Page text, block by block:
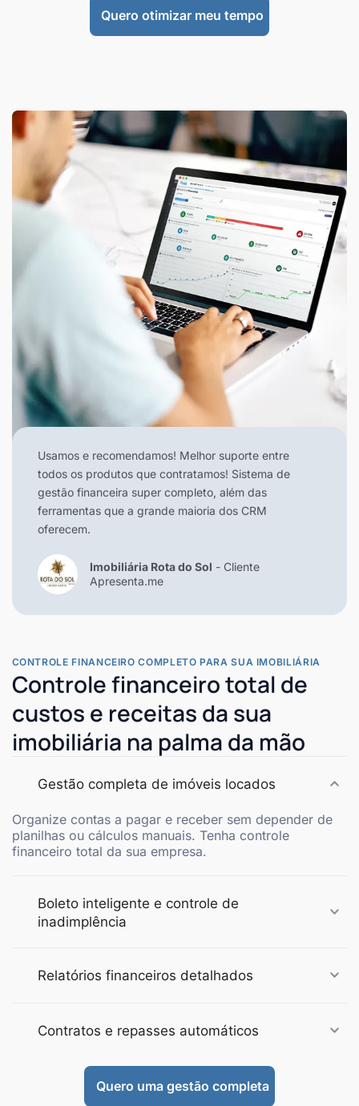
Quero otimizar meu tempo
CONTROLE FINANCEIRO COMPLETO PARA SUA IMOBILIÁRIA
Controle financeiro total de
custos e receitas da sua
imobiliária na palma da mão
Gestão completa de imóveis locados
Organize contas a pagar e receber sem depender de
planilhas ou cálculos manuais. Tenha controle
financeiro total da sua empresa.
Boleto inteligente e controle de
inadimplência
Relatórios financeiros detalhados
Contratos e repasses automáticos
Quero uma gestão completa
Usamos e recomendamos! Melhor suporte entre
todos os produtos que contratamos! Sistema de
gestão financeira super completo, além das
ferramentas que a grande maioria dos CRM
oferecem.
Imobiliária Rota do Sol - Cliente
Apresenta.me